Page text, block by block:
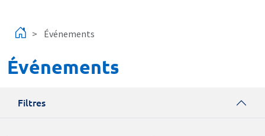
Événements
Événements
Filtres